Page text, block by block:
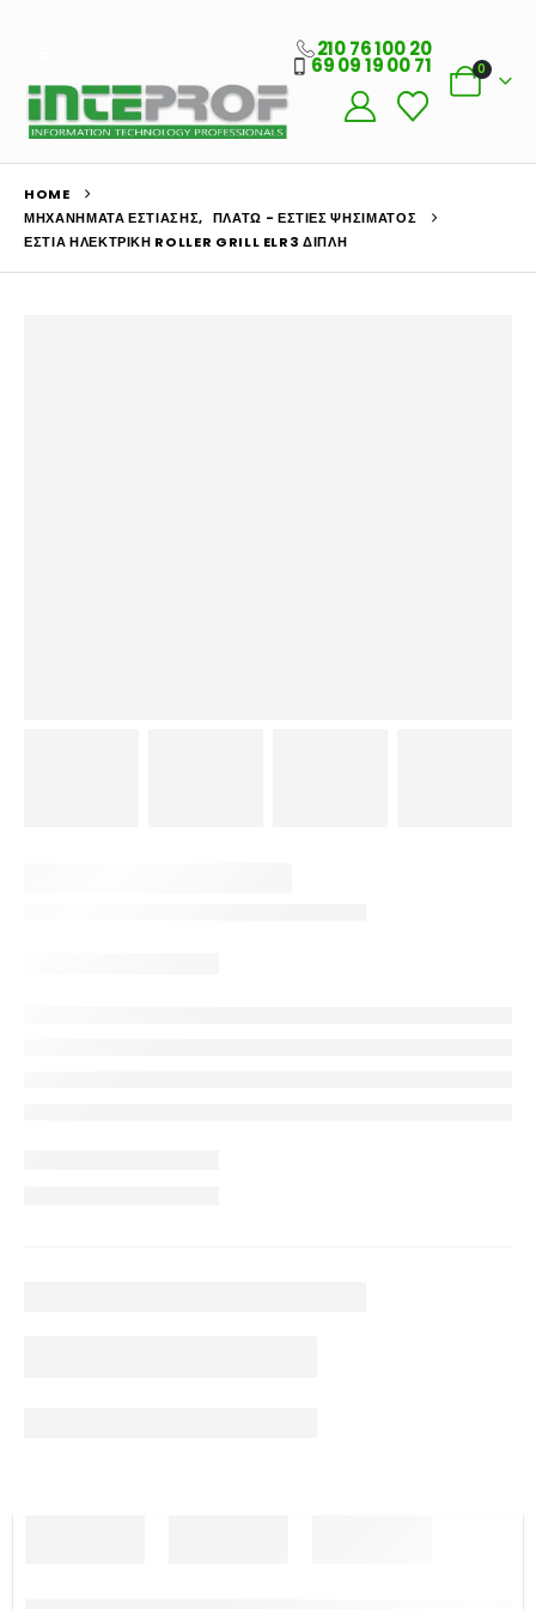
210 76 100 20
69 09 19 00 71 0
HOME
ΜΗΧΑΝΉΜΑΤΑ ΕΣΤΊΑΣΗΣ, ΠΛΑΤΏ - ΕΣΤΊΕΣ ΨΗΣΊΜΑΤΟΣ
ΕΣΤΊΑ ΗΛΕΚΤΡΙΚΉ ROLLER GRILL ELR3 ΔΙΠΛΉ